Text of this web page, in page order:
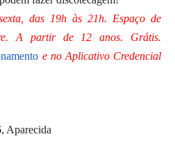
das 19h às 21h. Espaço de
A partir de 12 anos. Grátis.
e no Aplicativo Credencial
Aparecida